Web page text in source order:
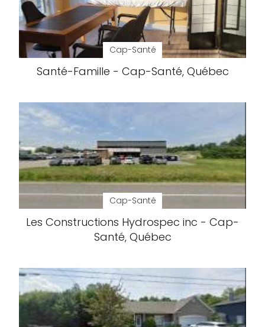
Cap-Santé
Santé-Famille - Cap-Santé, Québec
Cap-Santé
Les Constructions Hydrospec inc - Cap-
Santé, Québec